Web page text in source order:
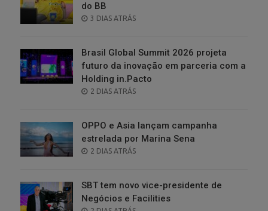
do BB
POSTED
3 DIAS ATRÁS
Brasil Global Summit 2026 projeta
futuro da inovação em parceria com a
Holding in.Pacto
POSTED
2 DIAS ATRÁS
OPPO e Asia lançam campanha
estrelada por Marina Sena
POSTED
2 DIAS ATRÁS
SBT tem novo vice-presidente de
Negócios e Facilities